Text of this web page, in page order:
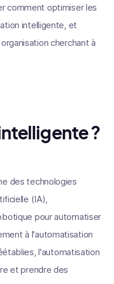
comment optimiser les
intelligente, et
cherchant à
?
des technologies
(IA),
pour automatiser
à l'automatisation
l'automatisation
et prendre des